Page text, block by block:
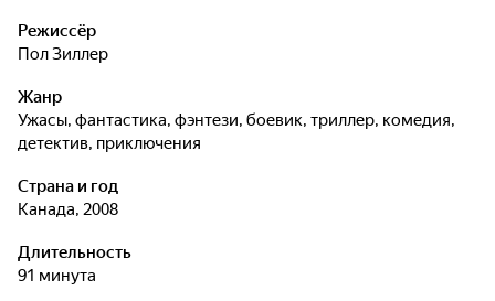
Режиссёр
Пол Зиллер
Жанр
ужасы, фантастика, фэнтези, боевик, триллер, комедия,
детектив, приключения
Страна и год
Канада, 2008
Длительность
91 минута